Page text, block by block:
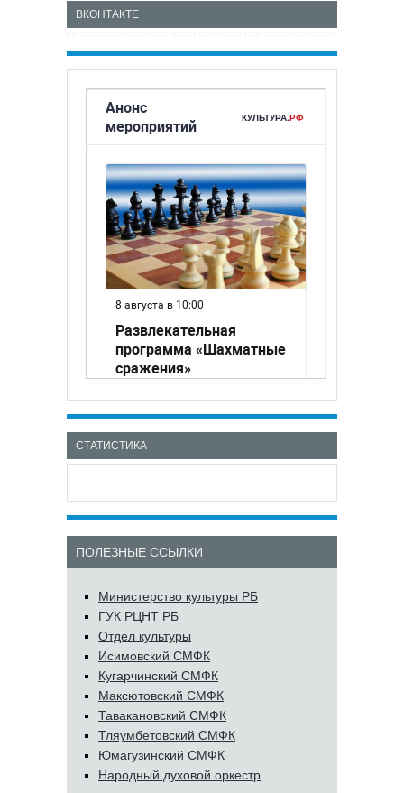
ВКОНТАКТЕ
СТАТИСТИКА
ПОЛЕЗНЫЕ ССЫЛКИ
Министерство культуры РБ
ГУК РЦНТ РБ
Отдел культуры
Исимовский СМФК
Кугарчинский СМФК
Максютовский СМФК
Тавакановский СМФК
Тляумбетовский СМФК
Юмагузинский СМФК
Народный духовой оркестр